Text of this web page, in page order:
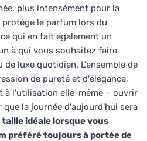
plus intensément pour la
le parfum lors du
qui en fait également un
à qui vous souhaitez faire
luxe quotidien. L'ensemble de
de pureté et d'élégance,
à l'utilisation elle-même – ouvrir
la journée d'aujourd'hui sera
taille idéale lorsque vous
préféré toujours à portée de